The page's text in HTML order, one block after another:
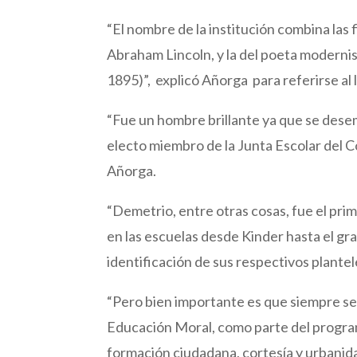
“El nombre de la institución combina
Abraham Lincoln, y la del poeta
1895)”, explicó Añorga para referirse
“Fue un hombre brillante ya que se
electo miembro de la Junta Escolar del
Añorga.
“Demetrio, entre otras cosas, fue el
en las escuelas desde Kinder hasta el
identificación de sus respectivos
“Pero bien importante es que siempre
Educación Moral, como parte del
formación ciudadana, cortesía y